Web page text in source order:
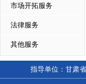
市场开拓服务
法律服务
其他服务
指导单位：甘肃